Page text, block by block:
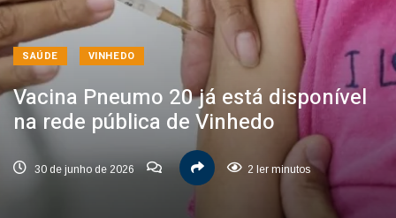
SAÚDE VINHEDO
Vacina Pneumo 20 já está disponível
na rede pública de Vinhedo
30 de junho de 2026 2 ler minutos